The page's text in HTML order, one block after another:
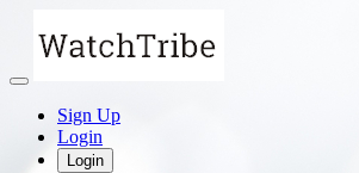
Sign Up
Login
Login